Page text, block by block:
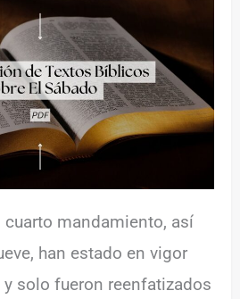
cuarto mandamiento, así
han estado en vigor
solo fueron reenfatizados